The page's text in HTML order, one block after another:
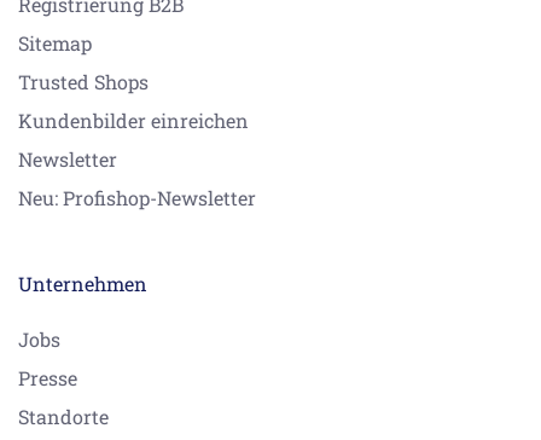
Sitemap
Trusted Shops
Kundenbilder einreichen
Newsletter
Neu: Profishop-Newsletter
Unternehmen
Jobs
Presse
Standorte